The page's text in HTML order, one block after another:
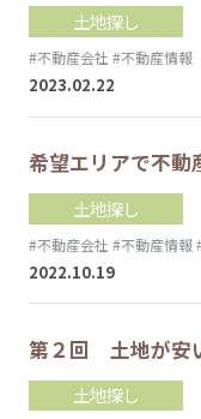
土地探し
#不動産会社 #不動産情報
2023.02.22
希望エリアで不
土地探し
#不動産会社 #不動産情報
2022.10.19
第２回 土地が安
土地探し